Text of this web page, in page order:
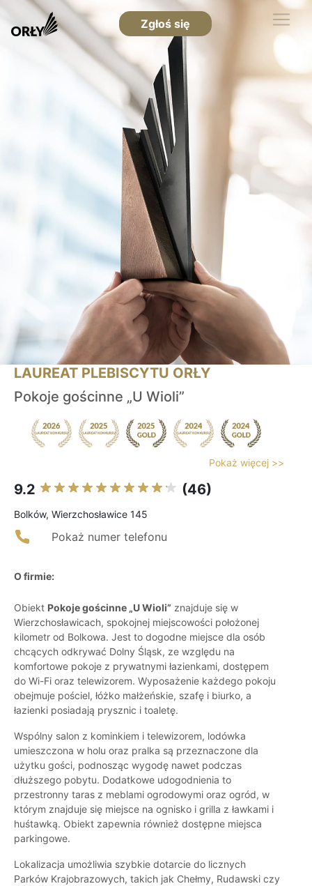
Zgłoś się
LAUREAT PLEBISCYTU ORŁY
Pokoje gościnne „U Wioli”
Pokaż więcej >>
9.2 (46)
Bolków, Wierzchosławice 145
Pokaż numer telefonu
O firmie:
Obiekt Pokoje gościnne „U Wioli” znajduje się w
Wierzchosławicach, spokojnej miejscowości położonej
kilometr od Bolkowa. Jest to dogodne miejsce dla osób
chcących odkrywać Dolny Śląsk, ze względu na
komfortowe pokoje z prywatnymi łazienkami, dostępem
do Wi-Fi oraz telewizorem. Wyposażenie każdego pokoju
obejmuje pościel, łóżko małżeńskie, szafę i biurko, a
łazienki posiadają prysznic i toaletę.
Wspólny salon z kominkiem i telewizorem, lodówka
umieszczona w holu oraz pralka są przeznaczone dla
użytku gości, podnosząc wygodę nawet podczas
dłuższego pobytu. Dodatkowe udogodnienia to
przestronny taras z meblami ogrodowymi oraz ogród, w
którym znajduje się miejsce na ognisko i grilla z ławkami i
huśtawką. Obiekt zapewnia również dostępne miejsca
parkingowe.
Lokalizacja umożliwia szybkie dotarcie do licznych
Parków Krajobrazowych, takich jak Chełmy, Rudawski czy